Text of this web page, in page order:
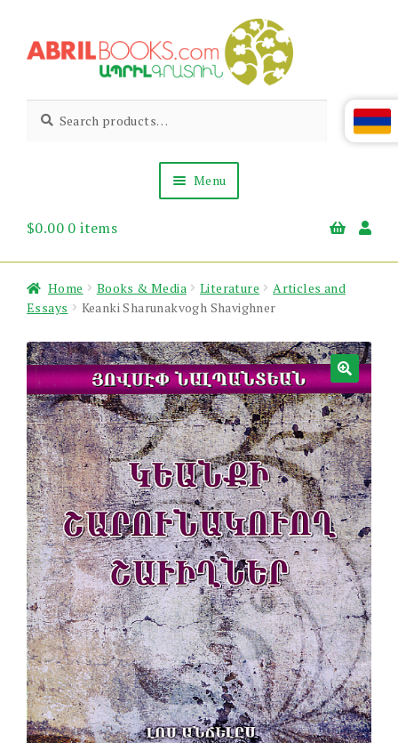
to
to
Abril
Books
Living
Armenian
for:
Menu
About Us
News & Events
$0.00 0 items
Home Books & Media Literature
Articles and
Essays
Keanki Sharunakvogh Shavighner